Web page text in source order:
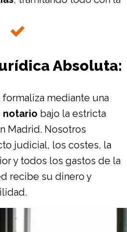
Absoluta:
mediante una
notario bajo la estricta
Madrid. Nosotros
judicial, los costes, la
y todos los gastos de la
recibe su dinero y